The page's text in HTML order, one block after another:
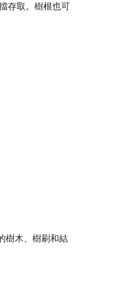
存取。樹根也可
樹木、樹刷和結